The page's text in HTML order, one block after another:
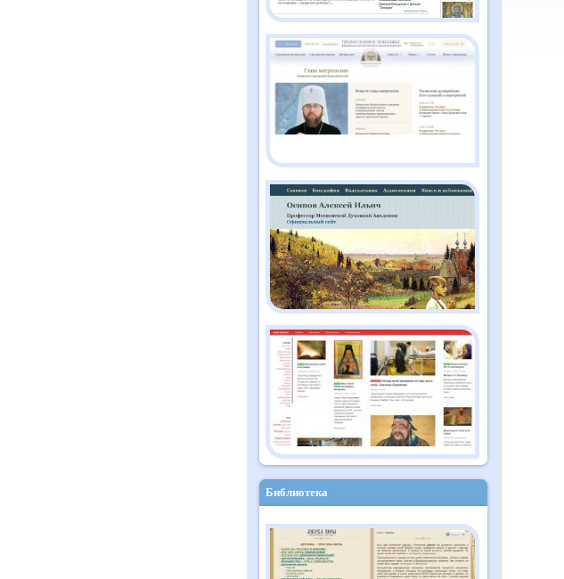
Православный дайджест
"Душа" №2 (186)
февраль 2026
Православный дайджест
"Душа" №1 (185) январь
Православный дайджест
"Душа" №12 (184)
декабрь 2025
Православный дайджест
"Душа" №11 (183) ноябрь
2025
Православный дайджест
"Душа" №10 (182)
октябрь 2025
Библиотека